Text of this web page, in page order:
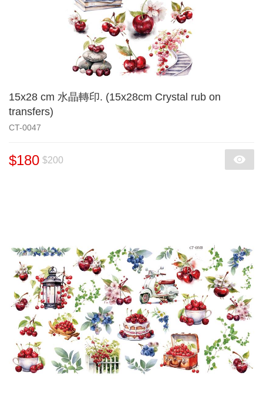
15x28 cm 水晶轉印. (15x28cm Crystal rub on
transfers)
CT-0047
$180 $200